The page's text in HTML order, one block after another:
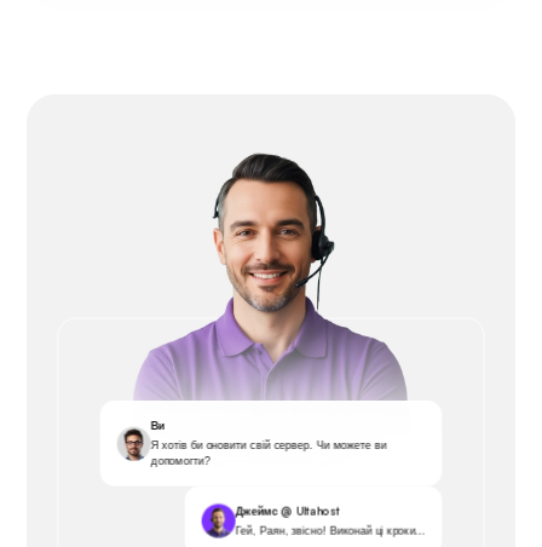
Ви
Я хотів би оновити свій сервер. Чи можете ви
допомогти?
Джеймс @ Ultahost
Гей, Раян, звісно! Виконай ці кроки...